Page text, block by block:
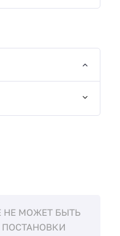
НЕ МОЖЕТ БЫТЬ